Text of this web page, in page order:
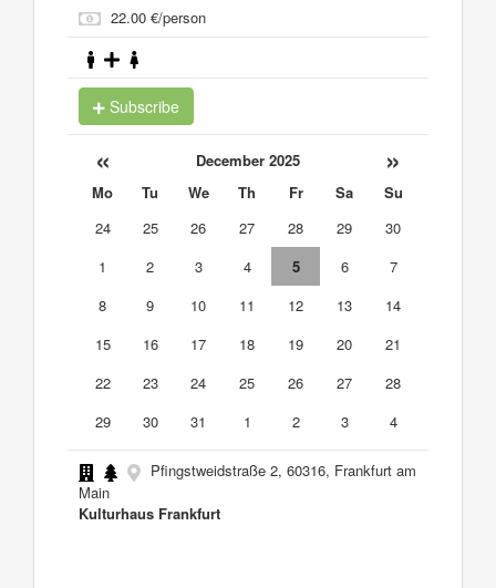
22.00 €/person
Subscribe
« December 2025 »
Mo Tu We Th Fr Sa
Su
24
25 26 27 28 29
30
1
2 3 4 5 6
7
8
9 10 11 12 13
14
15
16 17 18 19 20
21
22
23 24 25 26 27
28
29
30 31 1 2 3 4
Pfingstweidstraße 2, 60316, Frankfurt am
Main
Kulturhaus Frankfurt